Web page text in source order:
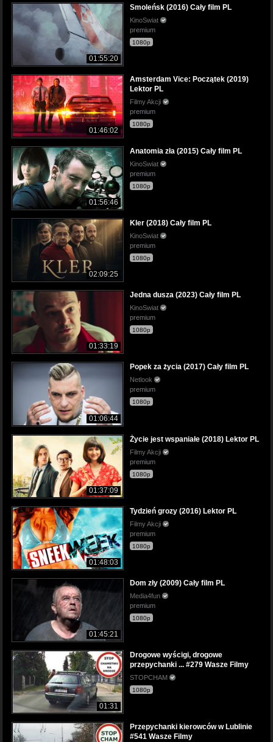
01:55:20
Smoleńsk (2016) Cały film PL
KinoSwiat
premium
1080p
01:46:02
Amsterdam Vice: Początek (2019)
Lektor PL
Filmy Akcji
premium
1080p
01:56:46
Anatomia zła (2015) Cały film PL
KinoSwiat
premium
1080p
02:09:25
Kler (2018) Cały film PL
KinoSwiat
premium
1080p
01:33:19
Jedna dusza (2023) Cały film PL
KinoSwiat
premium
1080p
01:06:44
Popek za życia (2017) Cały film PL
Netlook
premium
1080p
01:37:09
Życie jest wspaniałe (2018) Lektor PL
Filmy Akcji
premium
1080p
01:48:03
Tydzień grozy (2016) Lektor PL
Filmy Akcji
premium
1080p
01:45:21
Dom zły (2009) Cały film PL
Media4fun
premium
1080p
01:31
Drogowe wyścigi, drogowe
przepychanki ... #279 Wasze Filmy
STOPCHAM
1080p
Przepychanki kierowców w Lublinie
#541 Wasze Filmy